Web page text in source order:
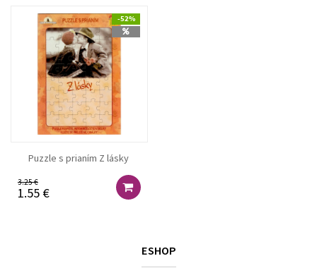
-52%
Puzzle s prianím Z lásky
3.25 €
1.55 €
ESHOP